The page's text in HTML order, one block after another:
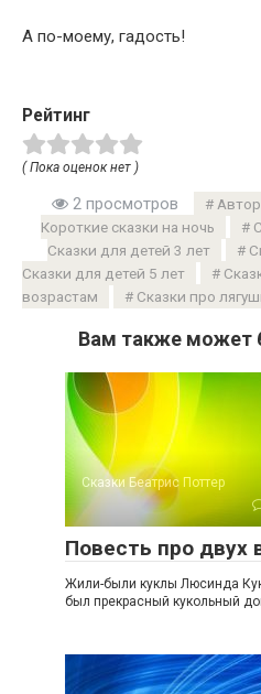
А по-моему, гадость!
Рейтинг
( Пока оценок нет )
2 просмотров
Короткие сказки на ночь
Сказки для детей 3 лет
Сказки для детей 5 лет
возрастам
Сказки про
Вам также может
Сказки Беатрис Поттер
Повесть про
Жили-были куклы Люсинда
был прекрасный кукольный